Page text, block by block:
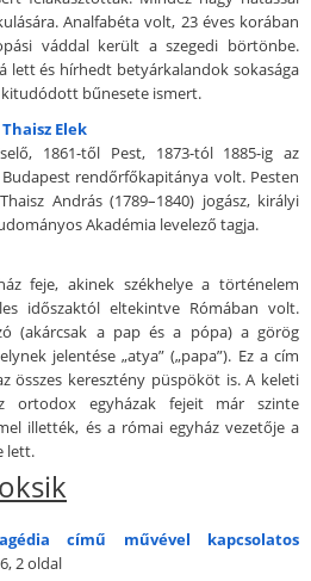
Analfabéta volt, 23 éves korában
váddal került a szegedi börtönbe.
lett és hírhedt betyárkalandok sokasága
bűnesete ismert.
Elek
1861-től Pest, 1873-tól 1885-ig az
rendőrfőkapitánya volt. Pesten
András (1789–1840) jogász, királyi
Akadémia levelező tagja.
feje, akinek székhelye a történelem
időszaktól eltekintve Rómában volt.
(akárcsak a pap és a pópa) a görög
jelentése „atya” („papa”). Ez a cím
összes keresztény püspököt is. A keleti
ortodox egyházak fejeit már szinte
illették, és a római egyház vezetője a
lett.
című művével kapcsolatos
2 oldal